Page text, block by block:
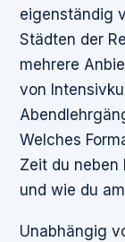
eigenständig
Städten der
mehrere
von
Welches
Zeit du neben
und wie du
Unabhängig